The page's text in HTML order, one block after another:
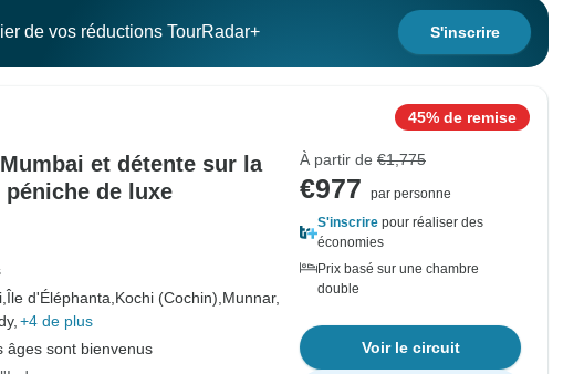
de vos réductions TourRadar+ S'inscrire
et détente sur la
péniche de luxe
Île d'Éléphanta, Kochi (Cochin), Munnar,
+4 de plus
âges sont bienvenus
45% de remise
À partir de €1,775
€977
par personne
S'inscrire pour réaliser des
économies
Prix basé sur une chambre
double
Voir le circuit